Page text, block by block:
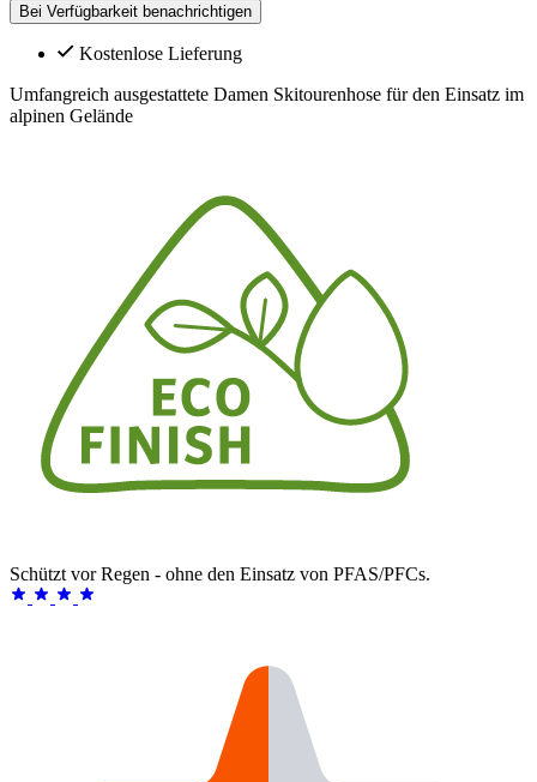
Bei Verfügbarkeit benachrichtigen
Kostenlose Lieferung
Umfangreich ausgestattete Damen Skitourenhose für den Einsatz im
alpinen Gelände
Schützt vor Regen - ohne den Einsatz von PFAS/PFCs.